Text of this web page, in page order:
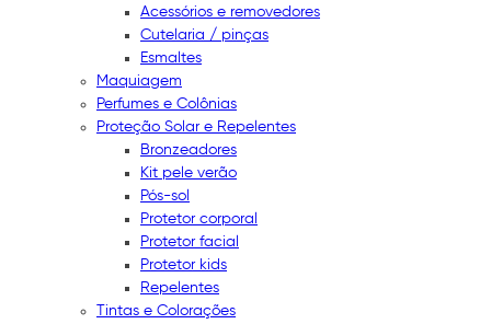
Acessórios e removedores
Cutelaria / pinças
Esmaltes
Maquiagem
Perfumes e Colônias
Proteção Solar e Repelentes
Bronzeadores
Kit pele verão
Pós-sol
Protetor corporal
Protetor facial
Protetor kids
Repelentes
Tintas e Colorações